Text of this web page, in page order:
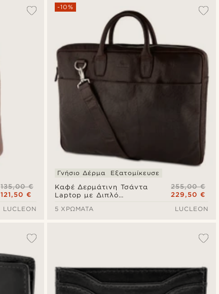
135,00 €
121,50 €
LUCLEON
Καφέ Δερμάτινη Τσάντα
Laptop με Διπλό
Executive
-10%
Γνήσιο Δέρμα
Εξατομίκευσε
255,00 €
229,50 €
5 ΧΡΏΜΑΤΑ
LUCLEON